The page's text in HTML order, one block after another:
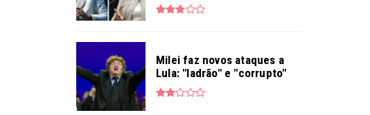
Milei faz novos ataques a
Lula: "ladrão" e "corrupto"